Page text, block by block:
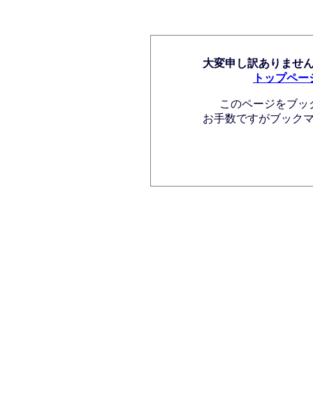
大変申し訳ありませ
トップペー
このページをブ
お手数ですがブック